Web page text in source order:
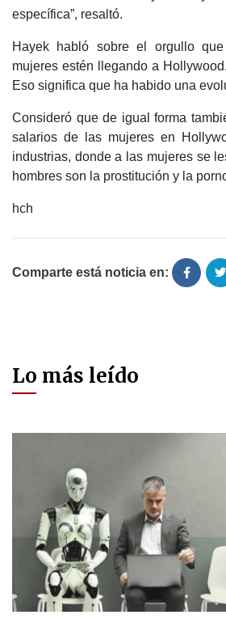
específica”, resaltó.
Hayek habló sobre el orgullo
mujeres estén llegando a
Eso significa que ha habido una
Consideró que de igual forma
salarios de las mujeres en
industrias, donde a las mujeres se
hombres son la prostitución y la
hch
Comparte está noticia en:
Lo más leído